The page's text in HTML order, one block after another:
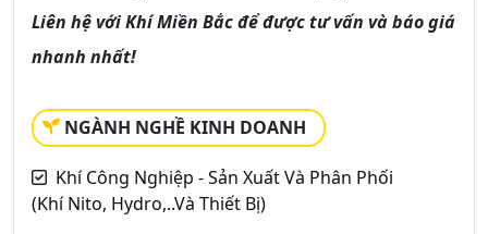
Liên hệ với Khí Miền Bắc để được tư vấn và báo giá
nhanh nhất!
NGÀNH NGHỀ KINH DOANH
Khí Công Nghiệp - Sản Xuất Và Phân Phối
(Khí Nito, Hydro,..Và Thiết Bị)